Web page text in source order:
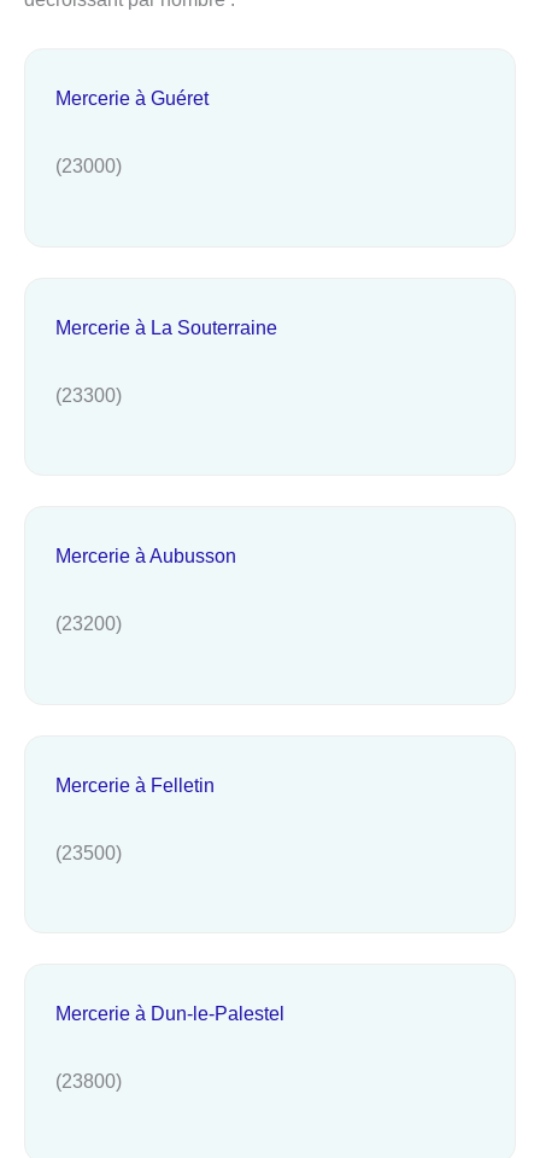
Mercerie à Guéret
(23000)
Mercerie à La Souterraine
(23300)
Mercerie à Aubusson
(23200)
Mercerie à Felletin
(23500)
Mercerie à Dun-le-Palestel
(23800)